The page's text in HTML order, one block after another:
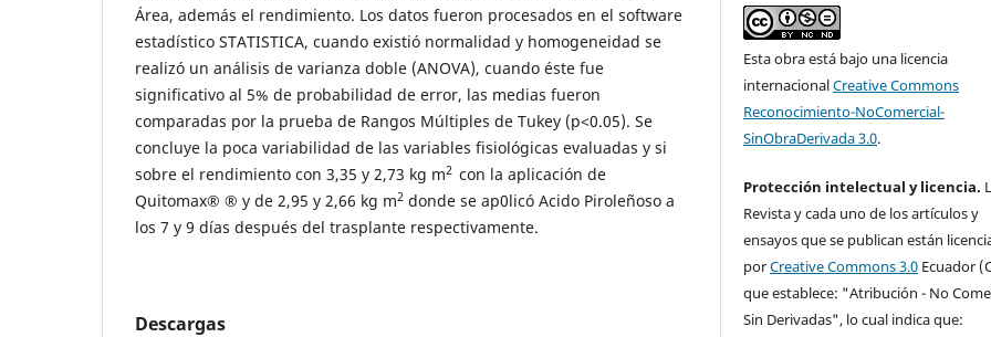
Área, además el rendimiento. Los datos fueron procesados en el software
estadístico STATISTICA, cuando existió normalidad y homogeneidad se
realizó un análisis de varianza doble (ANOVA), cuando éste fue
significativo al 5% de probabilidad de error, las medias fueron
comparadas por la prueba de Rangos Múltiples de Tukey (p<0.05). Se
concluye la poca variabilidad de las variables fisiológicas evaluadas y si
sobre el rendimiento con 3,35 y 2,73 kg m2 con la aplicación de
Quitomax® ® y de 2,95 y 2,66 kg m2 donde se ap0licó Acido Piroleñoso a
los 7 y 9 días después del trasplante respectivamente.
Descargas
Esta obra está bajo una licencia
internacionalCreative Commons
Reconocimiento-NoComercial-
SinObraDerivada 3.0.
Protección intelectual y licencia.
Revista y cada uno de los artículos y
ensayos que se publican están
porCreative Commons 3.0 Ecuador
que establece: "Atribución - No
Sin Derivadas", lo cual indica que: